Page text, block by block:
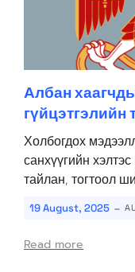
Албан
гүйцэтгэлийн
Холбогдох
санхүүгийн
тайлан, тогтоол
19 August, 2025 -
Read more